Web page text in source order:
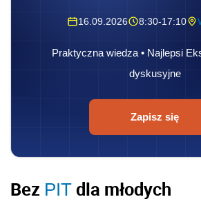
16.09.2026 8:30-17:10
Praktyczna wiedza • Najlepsi
dyskusyjne
Zapisz się
Bez PIT dla młodych